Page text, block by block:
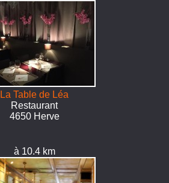
La Table de Léa
Restaurant
4650 Herve
à 10.4 km